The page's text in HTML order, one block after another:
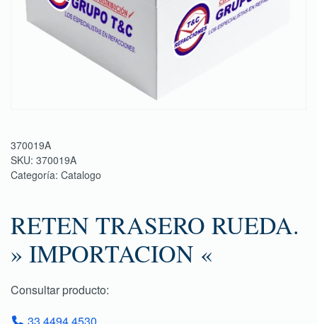
370019A
SKU: 370019A
Categoría: Catalogo
RETEN TRASERO RUEDA.
» IMPORTACION «
Consultar producto: